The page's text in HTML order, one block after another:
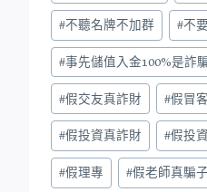
#不聽名牌不加群 #不
#事先儲值入金100%是詐
#假交友真詐財 #假冒
#假投資真詐財 #假投
#假理專 #假老師真騙子